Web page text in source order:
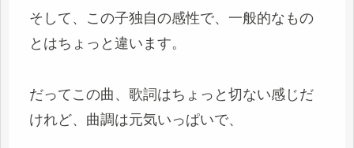
そして、この子独自の感性で、一般的なもの
とはちょっと違います。
だってこの曲、歌詞はちょっと切ない感じだ
けれど、曲調は元気いっぱいで、